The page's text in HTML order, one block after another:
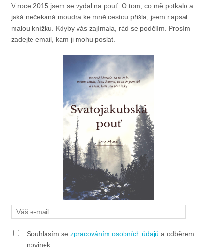
V roce 2015 jsem se vydal na pouť. O tom, co mě potkalo a
jaká nečekaná moudra ke mně cestou přišla, jsem napsal
malou knížku. Kdyby vás zajímala, rád se podělím. Prosím
zadejte email, kam ji mohu poslat.
Souhlasím se zpracováním osobních údajů a odběrem
novinek.